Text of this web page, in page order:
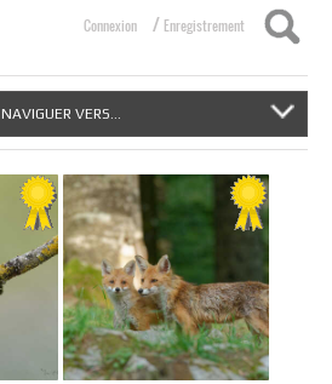
Connexion / Enregistrement
NAVIGUER VERS...